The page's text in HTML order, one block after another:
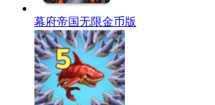
幕府帝国无限金币版